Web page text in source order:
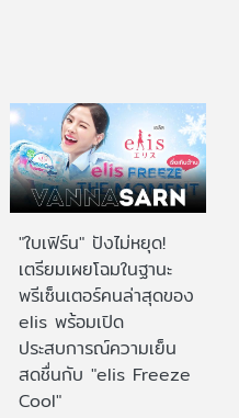
"ใบเฟิร์น" ปังไม่หยุด!
เตรียมเผยโฉมในฐานะ
พรีเซ็นเตอร์คนล่าสุดของ
elis พร้อมเปิด
ประสบการณ์ความเย็น
สดชื่นกับ "elis Freeze
Cool"